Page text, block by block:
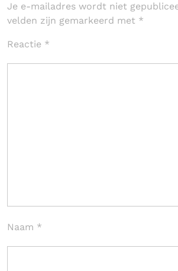
Je e-mailadres wordt niet
velden zijn gemarkeerd met *
Reactie *
Naam *